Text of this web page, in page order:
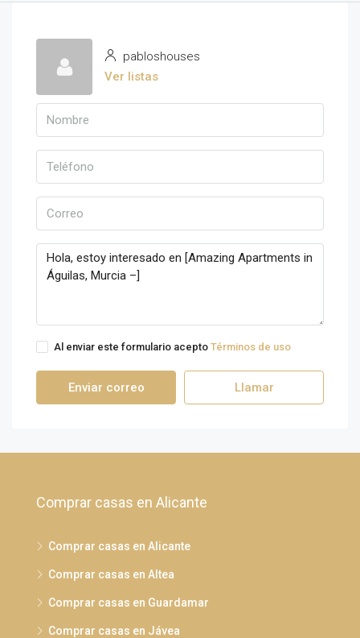
pabloshouses
Ver listas
Al enviar este formulario acepto Términos de uso
Enviar correo Llamar
Comprar casas en Alicante
Comprar casas en Alicante
Comprar casas en Altea
Comprar casas en Guardamar
Comprar casas en Jávea